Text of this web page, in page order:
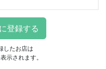
したお店は
示されます。